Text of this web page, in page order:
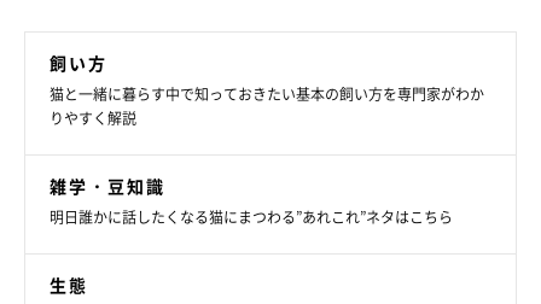
過度なスキンシップ
程度を越してしまう
飼い方
猫と一緒に暮らす中で知っておきたい基本の飼い方を専門家がわか
りやすく解説
雑学・豆知識
明日誰かに話したくなる猫にまつわる”あれこれ”ネタはこちら
生態